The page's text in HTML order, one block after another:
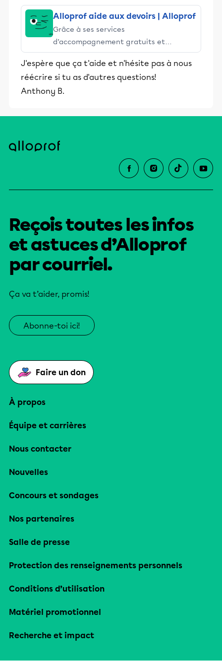
Alloprof aide aux devoirs | Alloprof
Grâce à ses services
d’accompagnement gratuits et
stimulants, Alloprof engage les élèves
et leurs parents dans la réussite
éducative.
J'espère que ça t'aide et n'hésite pas à nous
réécrire si tu as d'autres questions!
Anthony B.
Reçois toutes les infos
et astuces d’Alloprof
par courriel.
Ça va t’aider, promis!
Abonne-toi ici!
Faire un don
À propos
Équipe et carrières
Nous contacter
Nouvelles
Concours et sondages
Nos partenaires
Salle de presse
Protection des renseignements personnels
Conditions d’utilisation
Matériel promotionnel
Recherche et impact